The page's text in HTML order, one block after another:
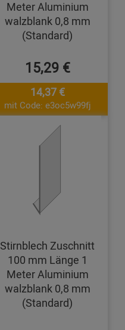
Meter Aluminium
walzblank 0,8 mm
(Standard)
15,29 €
14,37 €
mit Code: e3oc5w99fj
Stirnblech Zuschnitt
100 mm Länge 1
Meter Aluminium
walzblank 0,8 mm
(Standard)